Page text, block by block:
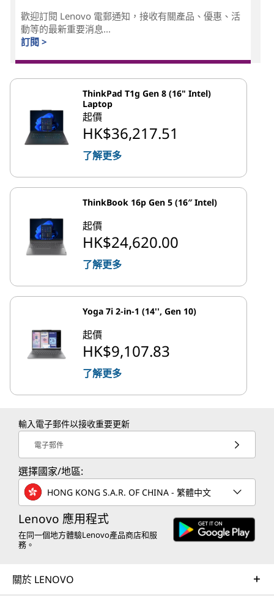
歡迎訂閱 Lenovo 電郵通知，接收有關產品、優惠、活
動等的最新重要消息...
訂閱 >
ThinkPad T1g Gen 8 (16" Intel)
Laptop
起價
HK$36,217.51
了解更多
ThinkBook 16p Gen 5 (16″ Intel)
起價
HK$24,620.00
了解更多
Yoga 7i 2-in-1 (14'', Gen 10)
起價
HK$9,107.83
了解更多
輸入電子郵件以接收重要更新
電子郵件
選擇國家/地區:
HONG KONG S.A.R. OF CHINA - 繁體中文
Lenovo 應用程式
在同一個地方體驗Lenovo產品商店和服
務。
關於 LENOVO